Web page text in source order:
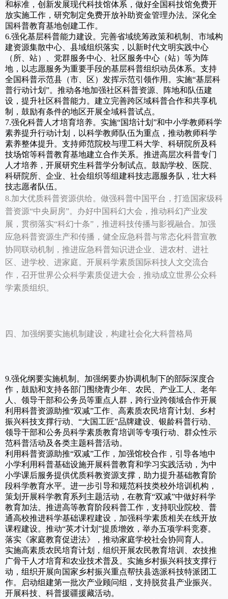
和标准，创新发展现代科技馆体系，做好全国科技馆免费开
放实施工作，研究制定免费开放补助资金管理办法。深化全
国科普教育基地创建工作。
6.强化基层科普能力建设。完善省域统筹政策和机制、市域构
建资源集散中心、县域组织落实，以新时代文明实践中心
（所、站）、党群服务中心、社区服务中心（站）等为阵
地，以志愿服务为重要手段的基层科普组织动员体系。支持
全国科普示范县（市、区）发挥示范引领作用。实施“基层科
普行动计划”。推动各地加强社区科普资源、阵地和队伍建
设，提升社区科普能力。建立完善跨区域科普合作和共享机
制，鼓励有条件的地区开展全域科普试点。
7.强化科普人才培育培养。实施“国培计划”和中小学教师科学
素养提升行动计划，以科学教师队伍为重点，推动教师科学
素养整体提升。支持师范院校与理工科大学、科研院所及科
技场馆等科普教育基地建立合作关系。推进高层次科普专门
人才培养，开展研究生科普学分制试点。鼓励学校、医院、
科研院所、企业、社会组织等组建科技志愿服务队，壮大科
技志愿者队伍。
8.加大优质科普资源供给。做强科普中国平台，打造国家级科
普资源“中央厨房”。办好中国科幻大会，推动科幻产业发
展，贯彻落实“科幻十条”，推进科技传播与影视融合。加强
应急科普资源生产和传播，健全应急科普与常态化科普宣教
协同联动机制，推进应急科普知识进企业、进农村、进社
区、进学校、进家庭。开展科学素质国际科技人文交流合
作，召开世界公众科学素质促进大会，推动成立世界公众科
学素质组织。
四、加强纲要实施机制建设，构建社会化大科普格局
9.强化纲要实施机制。加强纲要办协调机制下的部际深度合
作，鼓励和支持各部门围绕青少年、农民、产业工人、老年
人、领导干部和公务员等重点人群，跨行业跨领域合作开展
利用科普资源助推“双减”工作、高素质农民培育计划、乡村
振兴科技支撑行动、“大国工匠”品牌建设、银龄科普行动、
领导干部和公务员科学素质教育培训等专项行动、群众性示
范科普活动及各类主题科普活动。
利用科普资源助推“双减”工作，加强馆校合作，引导各地中
小学利用科普基础设施开展科普教育和学习实践活动，为中
小学课后服务提供优质科教资源支撑，助力提升基础教育阶
段科学教育水平。进一步引导和规范科技类校外培训机构，
策划开展科学教育系列主题活动，在教育“双减”中做好科学
教育加法。推进高等教育阶段科普工作，支持职业院校、普
通高校推进科学基础课程建设，加强科学素质相关在线开放
课程建设。推动“英才计划”提质增效，举办五项学科竞赛。
落实《家庭教育促进法》，推动家庭学校社会协同育人。
实施高素质农民培育计划，组织开展农民教育培训、农技推
广骨干人才培育和农业技术普及。实施乡村振兴科技支撑行
动，组织开展向国家乡村振兴重点帮扶县选派科技特派团工
作。启动组建第一批次产业顾问组，支持脱贫县产业振兴。
开展科技、科普援疆援藏活动。